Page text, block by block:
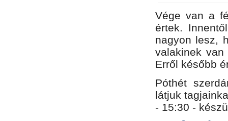
Vége van a
értek.
nagyon lesz,
valakinek
Erről később
Póthét
látjuk
- 15:30 -